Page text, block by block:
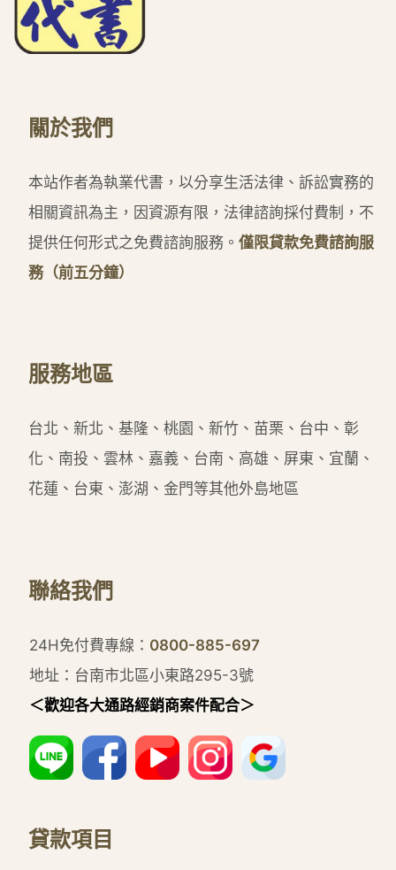
關於我們
本站作者為執業代書，以分享生活法律、訴訟實務的
相關資訊為主，因資源有限，法律諮詢採付費制，不
提供任何形式之免費諮詢服務。 僅限貸款免費諮詢服
務（前五分鐘）
服務地區
台北、新北、基隆、桃園、新竹、苗栗、台中、彰
化、南投、雲林、嘉義、台南、高雄、屏東、宜蘭、
花蓮、台東、澎湖、金門等其他外島地區
聯絡我們
24H免付費專線： 0800-885-697
地址：台南市北區小東路295-3號
＜歡迎各大通路經銷商案件配合＞
貸款項目